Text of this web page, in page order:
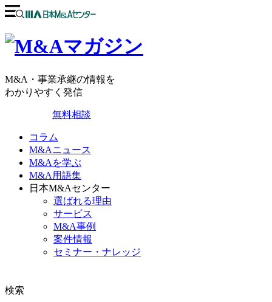
M&A・事業承継の情報を
わかりやすく発信
無料相談
コラム
M&Aニュース
M&Aを学ぶ
M&A用語集
日本M&Aセンター
選ばれる理由
サービス
M&A事例
案件情報
セミナー・ナレッジ
検索